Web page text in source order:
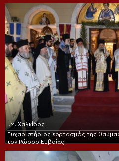
Ι.Μ. Χαλκίδος
Ευχαριστήριος εορτασμός της
τον Ρώσσο Ευβοίας